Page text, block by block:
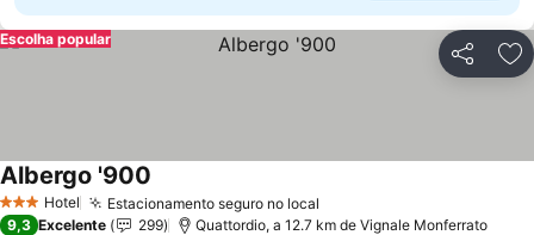
Partilhar
Escolha popular
3 EstrelasHotel Estacionamento seguro no local
Albergo '900
9,3 Excelente 299 Quattordio, a 12.7 km de Vignale Monferrato